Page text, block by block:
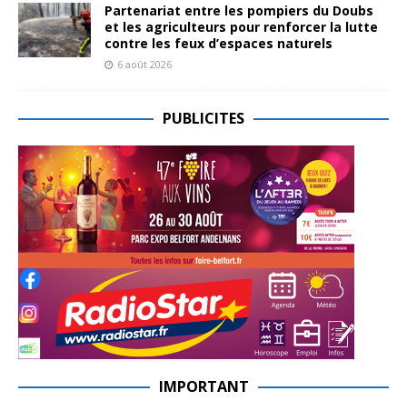
Partenariat entre les pompiers du Doubs
et les agriculteurs pour renforcer la lutte
contre les feux d’espaces naturels
6 août 2026
PUBLICITES
IMPORTANT